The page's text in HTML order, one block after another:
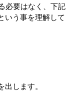
必要はなく、下記
いう事を理解して
します。